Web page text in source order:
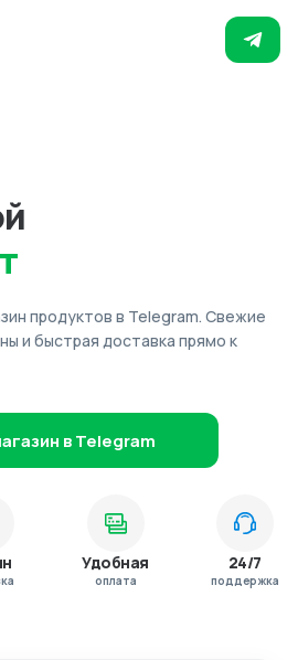
продуктов в Telegram. Свежие
и быстрая доставка прямо к
в Telegram
Удобная
оплата
24/7
поддержка